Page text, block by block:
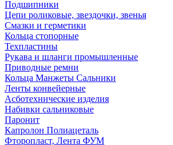
Подшипники
Цепи роликовые, звездочки, звенья
Смазки и герметики
Кольца стопорные
Техпластины
Рукава и шланги промышленные
Приводные ремни
Кольца Манжеты Сальники
Ленты конвейерные
Асботехнические изделия
Набивки сальниковые
Паронит
Капролон Полиацеталь
Фторопласт, Лента ФУМ